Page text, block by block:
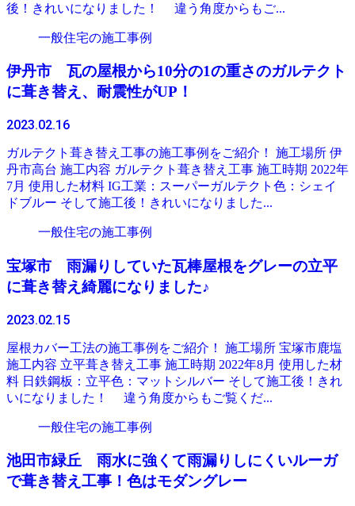
後！きれいになりました！ 違う角度からもご...
一般住宅の施工事例
伊丹市 瓦の屋根から10分の1の重さのガルテクト
に葺き替え、耐震性がUP！
2023.02.16
ガルテクト葺き替え工事の施工事例をご紹介！ 施工場所 伊
丹市高台 施工内容 ガルテクト葺き替え工事 施工時期 2022年
7月 使用した材料 IG工業：スーパーガルテクト色：シェイ
ドブルー そして施工後！きれいになりました...
一般住宅の施工事例
宝塚市 雨漏りしていた瓦棒屋根をグレーの立平
に葺き替え綺麗になりました♪
2023.02.15
屋根カバー工法の施工事例をご紹介！ 施工場所 宝塚市鹿塩
施工内容 立平葺き替え工事 施工時期 2022年8月 使用した材
料 日鉄鋼板：立平色：マットシルバー そして施工後！きれ
いになりました！ 違う角度からもご覧くだ...
一般住宅の施工事例
池田市緑丘 雨水に強くて雨漏りしにくいルーガ
で葺き替え工事！色はモダングレー